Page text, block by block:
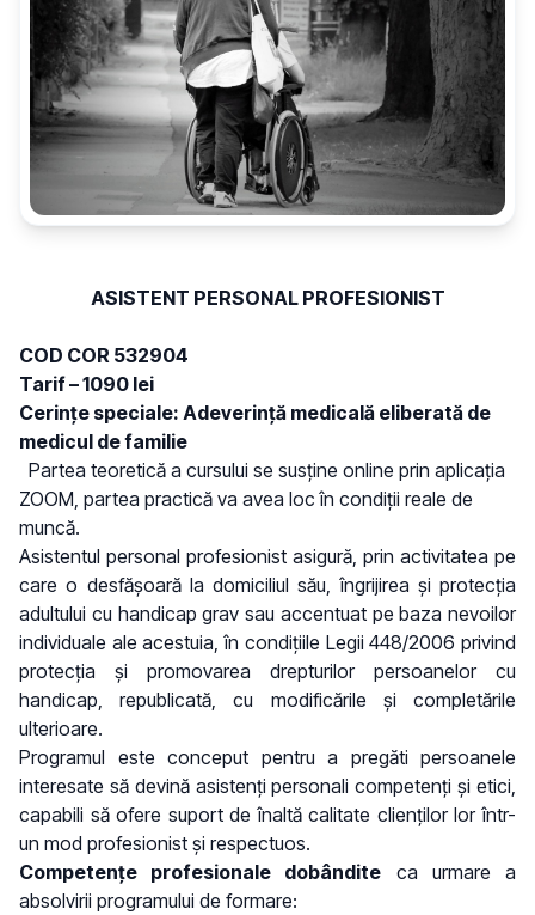
ASISTENT PERSONAL PROFESIONIST
COD COR 532904
Tarif – 1090 lei
Cerințe speciale: Adeverință medicală eliberată de
medicul de familie
Partea teoretică a cursului se susține online prin aplicația
ZOOM, partea practică va avea loc în condiții reale de
muncă.
Asistentul personal profesionist asigură, prin activitatea pe
care o desfășoară la domiciliul său, îngrijirea și protecția
adultului cu handicap grav sau accentuat pe baza nevoilor
individuale ale acestuia, în condițiile Legii 448/2006 privind
protecția și promovarea drepturilor persoanelor cu
handicap, republicată, cu modificările și completările
ulterioare.
Programul este conceput pentru a pregăti persoanele
interesate să devină asistenți personali competenți și etici,
capabili să ofere suport de înaltă calitate clienților lor într-
un mod profesionist și respectuos.
Competențe profesionale dobândite ca urmare a
absolvirii programului de formare: